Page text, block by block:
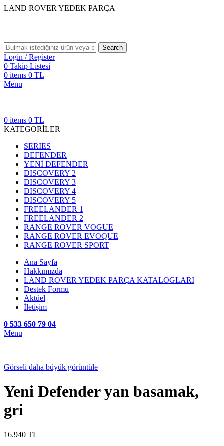
LAND ROVER YEDEK PARÇA
Search
Login / Register
0 Takip Listesi
0 items 0 TL
Menu
0 items 0 TL
KATEGORİLER
SERIES
DEFENDER
YENİ DEFENDER
DISCOVERY 2
DISCOVERY 3
DISCOVERY 4
DISCOVERY 5
FREELANDER 1
FREELANDER 2
RANGE ROVER VOGUE
RANGE ROVER EVOQUE
RANGE ROVER SPORT
Ana Sayfa
Hakkımızda
LAND ROVER YEDEK PARÇA KATALOGLARI
Destek Formu
Aktüel
İletişim
0 533 650 79 04
Menu
Görseli daha büyük görüntüle
Yeni Defender yan basamak,
gri
16.940 TL